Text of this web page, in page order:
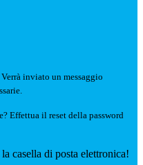
Verrà inviato un messaggio
Effettua il reset della password
casella di posta elettronica!